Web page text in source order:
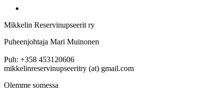
Mikkelin Reservinupseerit ry
Puheenjohtaja Mari Muinonen
Puh: +358 453120606
mikkelinreservinupseeritry (at) gmail.com
Olemme somessa